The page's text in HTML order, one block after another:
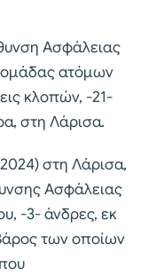
Ασφάλειας
ομάδας ατόμων
κλοπών, -21-
στη Λάρισα.
στη Λάρισα,
Ασφάλειας
-3- άνδρες, εκ
των οποίων